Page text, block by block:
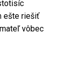
ešte riešiť
vôbec